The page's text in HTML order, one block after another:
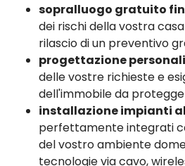
sopralluogo gratuito
dei rischi della vostra
rilascio di un preventivo
progettazione
delle vostre richieste e
dell'immobile da
installazione impianti
perfettamente integrati
del vostro ambiente
tecnologie via cavo,